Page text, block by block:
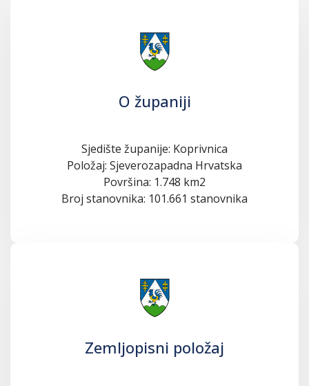
O županiji
Sjedište županije: Koprivnica
Položaj: Sjeverozapadna Hrvatska
Površina: 1.748 km2
Broj stanovnika: 101.661 stanovnika
Zemljopisni položaj